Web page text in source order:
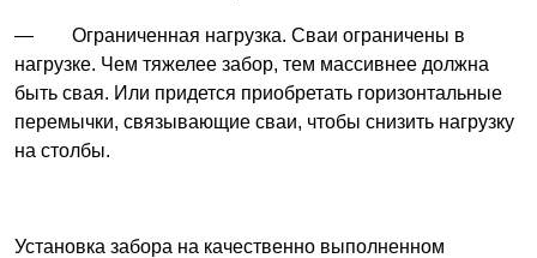
— Ограниченная нагрузка. Сваи ограничены в
нагрузке. Чем тяжелее забор, тем массивнее должна
быть свая. Или придется приобретать горизонтальные
перемычки, связывающие сваи, чтобы снизить нагрузку
на столбы.
Установка забора на качественно выполненном